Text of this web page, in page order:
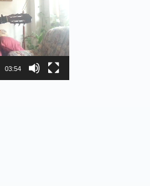
volumen.
03:54